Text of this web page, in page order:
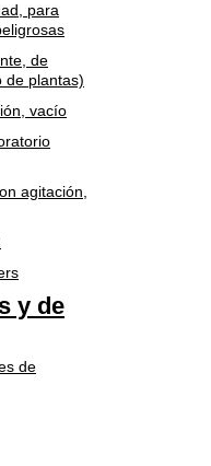
para
de
de plantas)
vacío
agitación,
y de
de